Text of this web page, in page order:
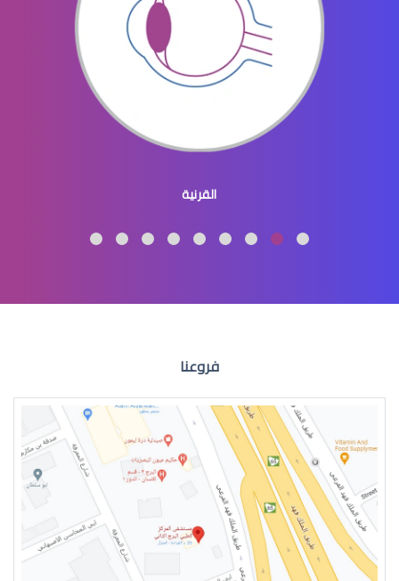
عيون الاطفال المنغوليين
عيون الطفل الرضيع
القرنية
فروعنا